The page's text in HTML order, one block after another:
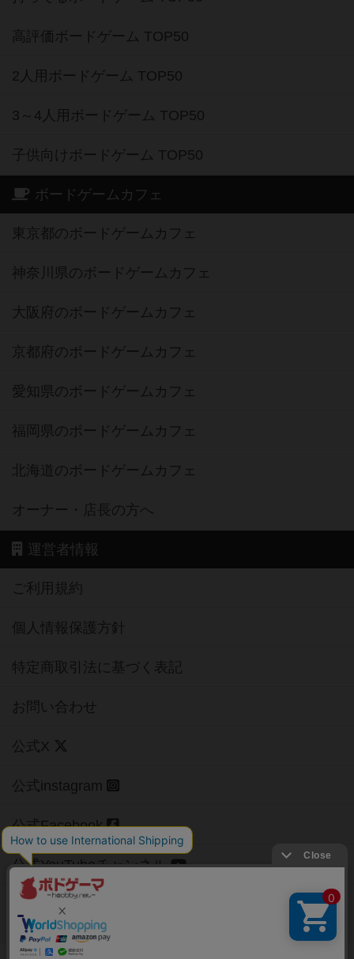
高評価ボードゲーム TOP50
2人用ボードゲーム TOP50
3～4人用ボードゲーム TOP50
子供向けボードゲーム TOP50
ボードゲームカフェ
東京都のボードゲームカフェ
神奈川県のボードゲームカフェ
大阪府のボードゲームカフェ
京都府のボードゲームカフェ
愛知県のボードゲームカフェ
福岡県のボードゲームカフェ
北海道のボードゲームカフェ
オーナー・店長の方へ
運営者情報
ご利用規約
個人情報保護方針
特定商取引法に基づく表記
お問い合わせ
公式X
公式instagram
公式Facebook
公式YouTubeチャンネル